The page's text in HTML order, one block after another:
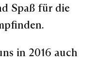
Spaß für die
in 2016 auch